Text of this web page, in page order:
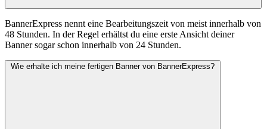
BannerExpress nennt eine Bearbeitungszeit von meist innerhalb von
48 Stunden. In der Regel erhältst du eine erste Ansicht deiner
Banner sogar schon innerhalb von 24 Stunden.
Wie erhalte ich meine fertigen Banner von BannerExpress?